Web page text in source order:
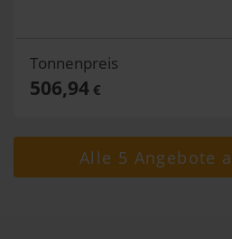
Tonnenpreis
506,94€
Alle 5 Angebote